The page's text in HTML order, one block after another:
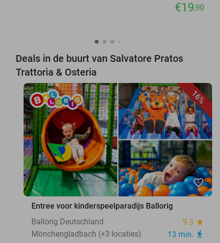
€19,90
Deals in de buurt van Salvatore Pratos
Trattoria & Osteria
16%
favorite_border
Entree voor kinderspeelparadijs Ballorig
Ballorig Deutschland
9.3 star
Mönchengladbach (+3 locaties) 13 min. directions_walk